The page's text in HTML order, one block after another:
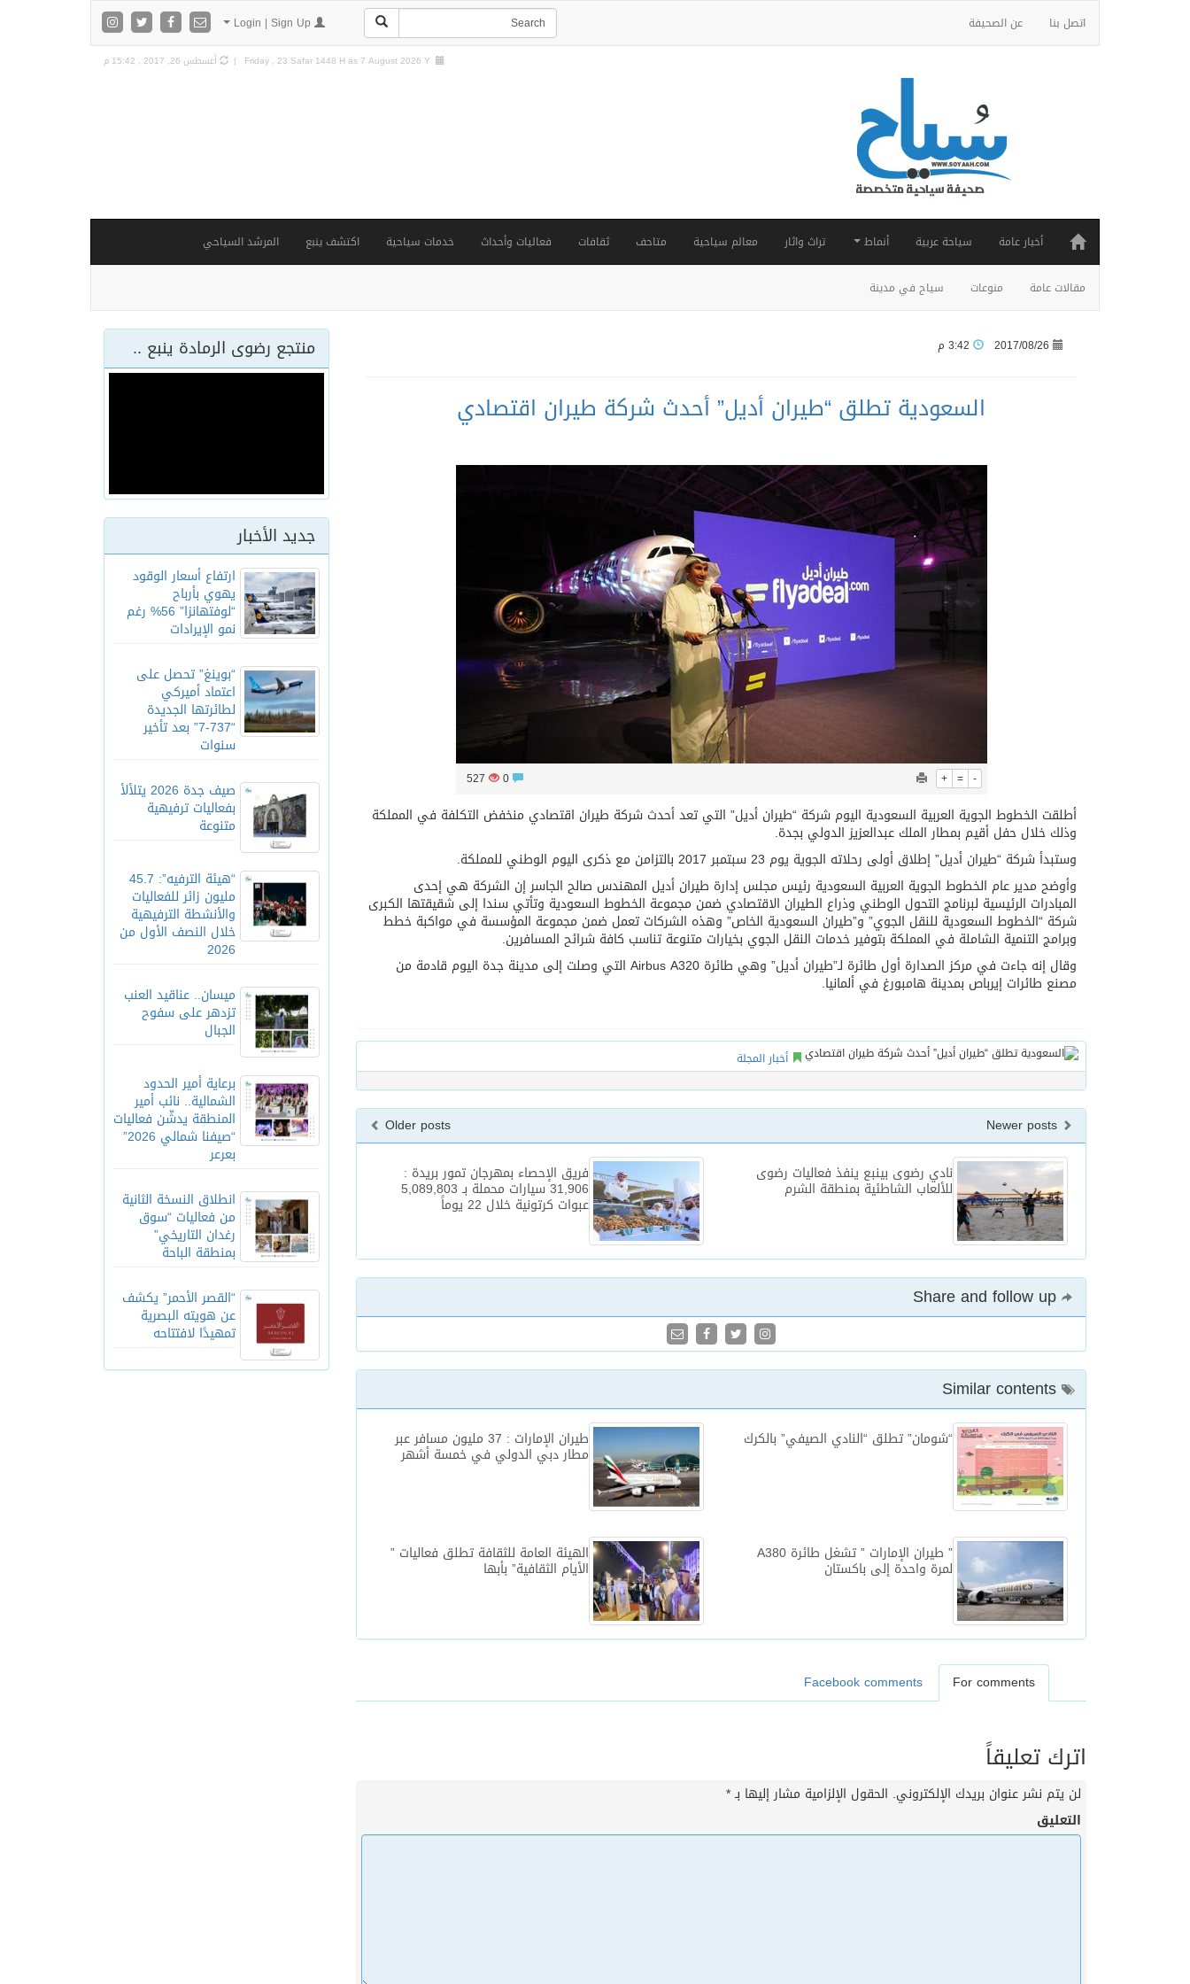
اتصل بنا عن الصحيفة
Friday , 23 Safar 1448 H as7 August 2026 Y | أغسطس 26, 2017 , 15:42 م
أخبار عامة سياحة عربية أنماط تراث واثار معالم سياحية متاحف ثقافات فعاليات وأحداث خدمات سياحية اكتشف ينبع المرشد السياحي
مقالات عامة منوعات سياح في مدينة
منتجع رضوى الرمادة ينبع ..
جديد الأخبار
ارتفاع أسعار الوقود
يهوي بأرباح
“لوفتهانزا” 56% رغم
نمو الإيرادات
“بوينغ” تحصل على
اعتماد أميركي
لطائرتها الجديدة
“737-7” بعد تأخير
سنوات
صيف جدة 2026 يتلألأ
بفعاليات ترفيهية
متنوعة
“هيئة الترفيه”: 45.7
مليون زائر للفعاليات
والأنشطة الترفيهية
خلال النصف الأول من
2026
ميسان.. عناقيد العنب
تزدهر على سفوح
الجبال
برعاية أمير الحدود
الشمالية.. نائب أمير
المنطقة يدشّن فعاليات
“صيفنا شمالي 2026”
بعرعر
انطلاق النسخة الثانية
من فعاليات “سوق
رغدان التاريخي”
بمنطقة الباحة
“القصر الأحمر” يكشف
عن هويته البصرية
تمهيدًا لافتتاحه
2017/08/26
السعودية تطلق “طيران أديل” أحدث شركة طيران اقتصادي
+ = -
0
527
أطلقت الخطوط الجوية العربية السعودية اليوم شركة “طيران أديل” التي تعد أحدث شركة طيران اقتصادي منخفض التكلفة في المملكة
وذلك خلال حفل أقيم بمطار الملك عبدالعزيز الدولي بجدة.
وستبدأ شركة “طيران أديل” إطلاق أولى رحلاته الجوية يوم 23 سبتمبر 2017 بالتزامن مع ذكرى اليوم الوطني للمملكة.
وأوضح مدير عام الخطوط الجوية العربية السعودية رئيس مجلس إدارة طيران أديل المهندس صالح الجاسر إن الشركة هي إحدى
المبادرات الرئيسية لبرنامج التحول الوطني وذراع الطيران الاقتصادي ضمن مجموعة الخطوط السعودية وتأتي سندا إلى شقيقتها الكبرى
شركة “الخطوط السعودية للنقل الجوي” و”طيران السعودية الخاص” وهذه الشركات تعمل ضمن مجموعة المؤسسة في مواكبة خطط
وبرامج التنمية الشاملة في المملكة بتوفير خدمات النقل الجوي بخيارات متنوعة تناسب كافة شرائح المسافرين.
وقال إنه جاءت في مركز الصدارة أول طائرة لـ”طيران أديل” وهي طائرة Airbus A320 التي وصلت إلى مدينة جدة اليوم قادمة من
مصنع طائرات إيرباص بمدينة هامبورغ في ألمانيا.
أخبار المجلة
Older posts
فريق الإحصاء بمهرجان تمور بريدة :
31,906 سيارات محملة بـ 5,089,803
عبوات كرتونية خلال 22 يوماً
نادي رضوى بينبع ينفذ فعاليات رضوى
للألعاب الشاطئية بمنطقة الشرم
طيران الإمارات : 37 مليون مسافر عبر
مطار دبي الدولي في خمسة أشهر
“شومان” تطلق “النادي الصيفي” بالكرك
الهيئة العامة للثقافة تطلق فعاليات ”
الأيام الثقافية” بأبها
” طيران الإمارات ” تشغل طائرة A380
لمرة واحدة إلى باكستان
For comments
Facebook comments
اترك تعليقاً
لن يتم نشر عنوان بريدك الإلكتروني. الحقول الإلزامية مشار إليها بـ*
التعليق